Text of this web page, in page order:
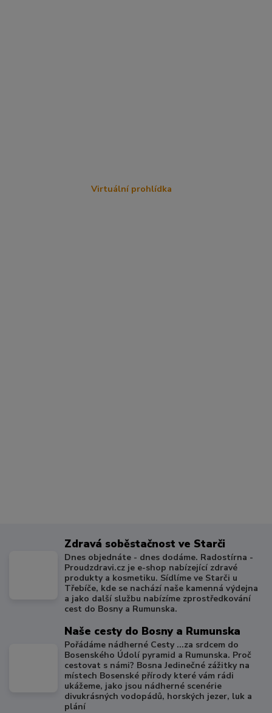
Virtuální prohlídka
Zdravá soběstačnost ve Starči
Dnes objednáte - dnes dodáme. Radostírna -
Proudzdravi.cz je e-shop nabízející zdravé
produkty a kosmetiku. Sídlíme ve Starči u
Třebíče, kde se nachází naše kamenná výdejna
a jako další službu nabízíme zprostředkování
cest do Bosny a Rumunska.
Naše cesty do Bosny a Rumunska
Pořádáme nádherné Cesty ...za srdcem do
Bosenského Údolí pyramid a Rumunska. Proč
cestovat s námi? Bosna Jedinečné zážitky na
místech Bosenské přírody které vám rádi
ukážeme, jako jsou nádherné scenérie
divukrásných vodopádů, horských jezer, luk a
plání